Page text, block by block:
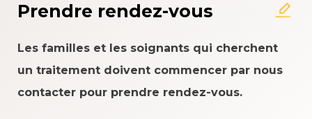
Prendre rendez-vous
Les familles et les soignants qui cherchent
un traitement doivent commencer par nous
contacter pour prendre rendez-vous.